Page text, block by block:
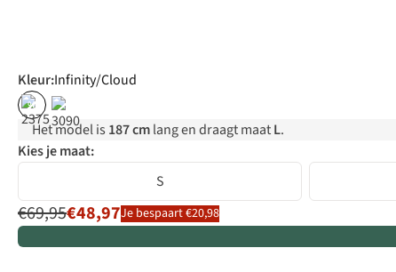
Kleur:Infinity/Cloud
%
Het model is 187 cmlang en draagt maatL.
Kies je maat:
S
€69,95€48,97Je bespaart €20,98